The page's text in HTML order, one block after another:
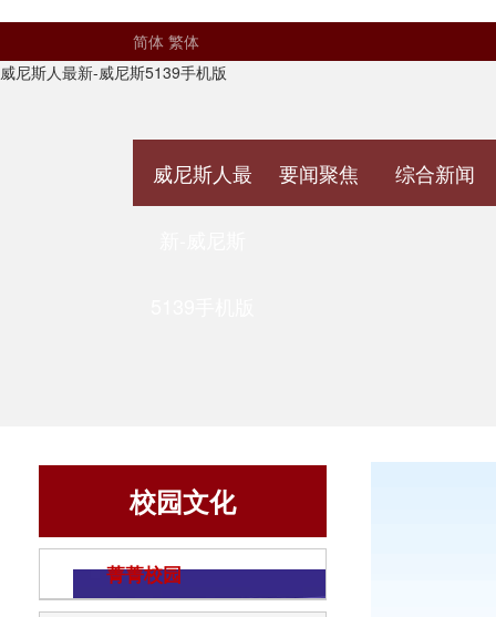
简体 繁体
威尼斯人最新-威尼斯5139手机版
威尼斯人最 要闻聚焦 综合新闻
校园文化
菁菁校园